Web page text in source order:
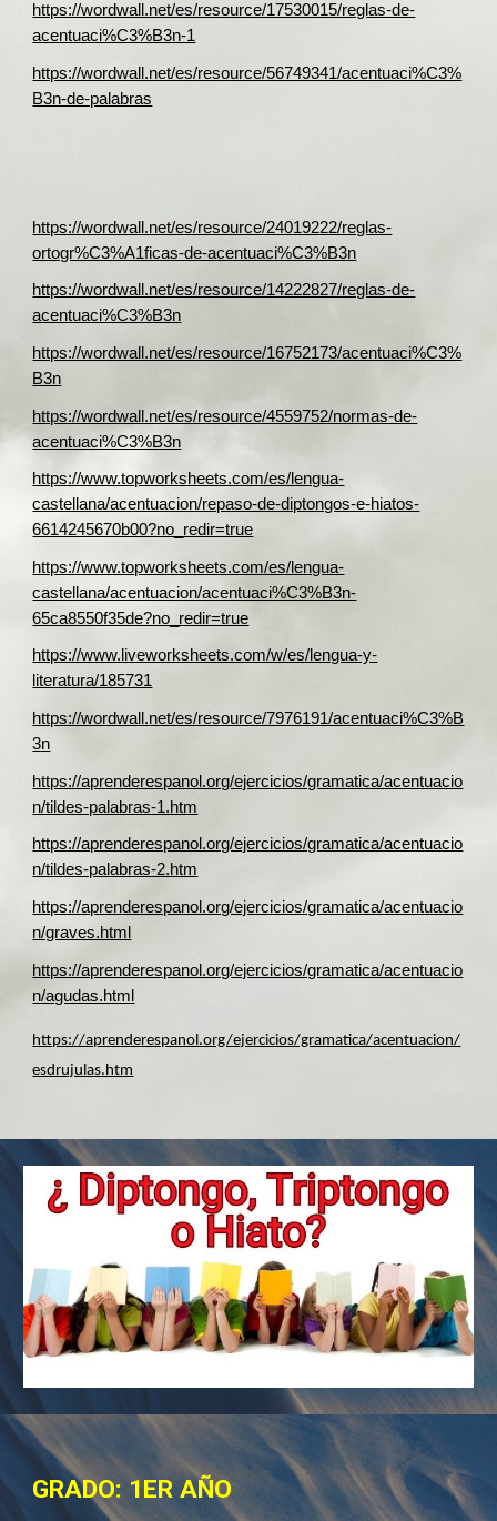
https://wordwall.net/es/resource/17530015/reglas-de-
acentuaci%C3%B3n-1
https://wordwall.net/es/resource/56749341/acentuaci%C3%
B3n-de-palabras
https://wordwall.net/es/resource/24019222/reglas-
ortogr%C3%A1ficas-de-acentuaci%C3%B3n
https://wordwall.net/es/resource/14222827/reglas-de-
acentuaci%C3%B3n
https://wordwall.net/es/resource/16752173/acentuaci%C3%
B3n
https://wordwall.net/es/resource/4559752/normas-de-
acentuaci%C3%B3n
https://www.topworksheets.com/es/lengua-
castellana/acentuacion/repaso-de-diptongos-e-hiatos-
6614245670b00?no_redir=true
https://www.topworksheets.com/es/lengua-
castellana/acentuacion/acentuaci%C3%B3n-
65ca8550f35de?no_redir=true
https://www.liveworksheets.com/w/es/lengua-y-
literatura/185731
https://wordwall.net/es/resource/7976191/acentuaci%C3%B
3n
https://aprenderespanol.org/ejercicios/gramatica/acentuacio
n/tildes-palabras-1.htm
https://aprenderespanol.org/ejercicios/gramatica/acentuacio
n/tildes-palabras-2.htm
https://aprenderespanol.org/ejercicios/gramatica/acentuacio
n/graves.html
https://aprenderespanol.org/ejercicios/gramatica/acentuacio
n/agudas.html
https://aprenderespanol.org/ejercicios/gramatica/acentuacion/
esdrujulas.htm
GRADO: 1ER AÑO